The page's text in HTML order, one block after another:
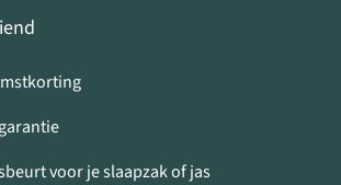
voor je slaapzak of jas